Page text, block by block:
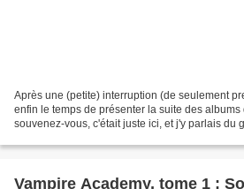
Après une (petite) interruption (de seulement
enfin le temps de présenter la suite des albums
souvenez-vous, c'était juste ici, et j'y parlais du
Vampire Academy, tome 1 :